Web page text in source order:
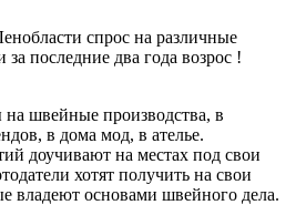
спрос на различные
последние два года возрос !
швейные производства, в
в дома мод, в ателье.
доучивают на местах под свои
хотят получить на свои
владеют основами швейного дела.